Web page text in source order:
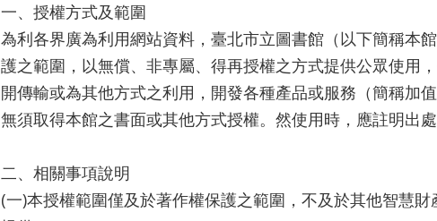
一、授權方式及範圍
為利各界廣為利用網站資料，臺北市立圖書館（以下簡稱本
護之範圍，以無償、非專屬、得再授權之方式提供公眾使用
開傳輸或為其他方式之利用，開發各種產品或服務（簡稱加
無須取得本館之書面或其他方式授權。然使用時，應註明出處
二、相關事項說明
(一)本授權範圍僅及於著作權保護之範圍，不及於其他智慧